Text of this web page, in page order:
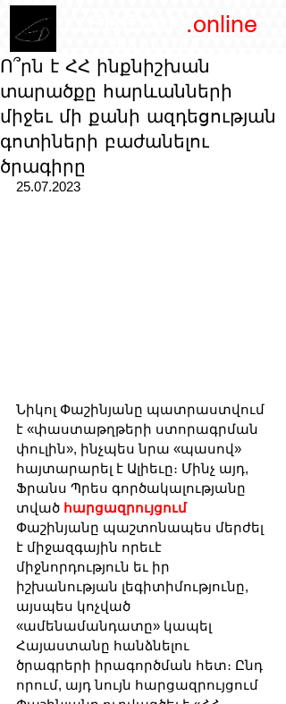
.online
Ո՞րն է ՀՀ ինքնիշխան
տարածքը հարևանների
միջեւ մի քանի ազդեցության
գոտիների բաժանելու
ծրագիրը
25.07.2023
Նիկոլ Փաշինյանը պատրաստվում
է «փաստաթղթերի ստորագրման
փուլին», ինչպես նրա «պասով»
հայտարարել է Ալիեւը։ Մինչ այդ,
Ֆրանս Պրես գործակալությանը
տված հարցազրույցում
Փաշինյանը պաշտոնապես մերժել
է միջազգային որեւէ
միջնորդություն եւ իր
իշխանության լեգիտիմությունը,
այսպես կոչված
«ամենամանդատը» կապել
Հայաստանը հանձնելու
ծրագրերի իրագործման հետ։ Ընդ
որում, այդ նույն հարցազրույցում